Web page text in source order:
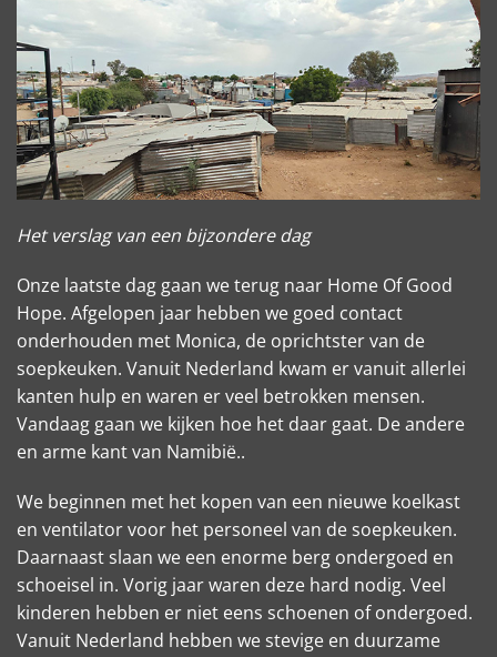
Het verslag van een bijzondere dag
Onze laatste dag gaan we terug naar Home Of Good
Hope. Afgelopen jaar hebben we goed contact
onderhouden met Monica, de oprichtster van de
soepkeuken. Vanuit Nederland kwam er vanuit allerlei
kanten hulp en waren er veel betrokken mensen.
Vandaag gaan we kijken hoe het daar gaat. De andere
en arme kant van Namibië..
We beginnen met het kopen van een nieuwe koelkast
en ventilator voor het personeel van de soepkeuken.
Daarnaast slaan we een enorme berg ondergoed en
schoeisel in. Vorig jaar waren deze hard nodig. Veel
kinderen hebben er niet eens schoenen of ondergoed.
Vanuit Nederland hebben we stevige en duurzame